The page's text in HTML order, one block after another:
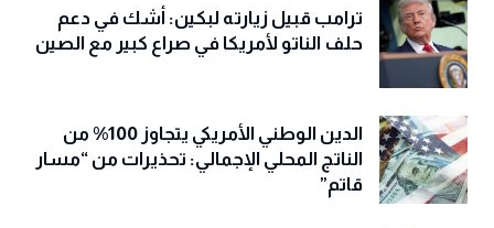
ترامب قبيل زيارته لبكين: أشك في دعم
حلف الناتو لأمريكا في صراع كبير مع الصين
الدين الوطني الأمريكي يتجاوز 100% من
الناتج المحلي الإجمالي: تحذيرات من “مسار
قاتم”